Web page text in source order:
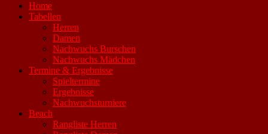
Home
Tabellen
Herren
Damen
Nachwuchs Burschen
Nachwuchs Mädchen
Termine & Ergebnisse
Spieltermine
Ergebnisse
Nachwuchsturniere
Beach
Rangliste Herren